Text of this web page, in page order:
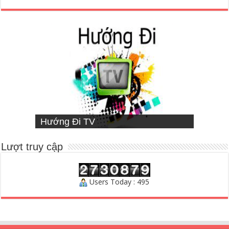
Hướng Đi TV
Sống Đạo
VIETNAMESE MISSIONARY
INSTITUTE
Người Chăn Bầy
Lượt truy cập
Users Today : 495